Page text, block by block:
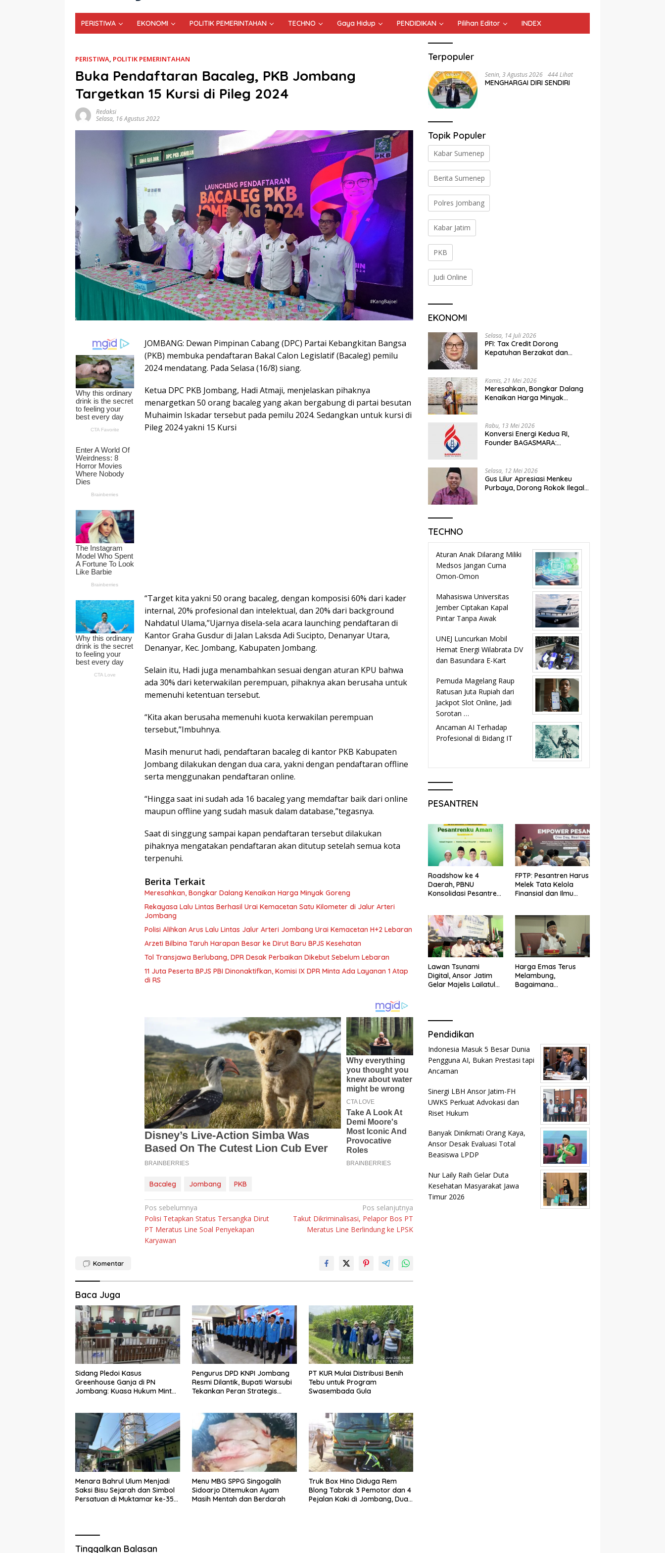
PERISTIWA EKONOMI POLITIK PEMERINTAHAN TECHNO Gaya Hidup PENDIDIKAN Pilihan Editor INDEX
PERISTIWA, POLITIK PEMERINTAHAN
Buka Pendaftaran Bacaleg, PKB Jombang
Targetkan 15 Kursi di Pileg 2024
Redaksi
Selasa, 16 Agustus 2022
JOMBANG: Dewan Pimpinan Cabang (DPC) Partai Kebangkitan Bangsa
(PKB) membuka pendaftaran Bakal Calon Legislatif (Bacaleg) pemilu
2024 mendatang. Pada Selasa (16/8) siang.
Ketua DPC PKB Jombang, Hadi Atmaji, menjelaskan pihaknya
menargetkan 50 orang bacaleg yang akan bergabung di partai besutan
Muhaimin Iskadar tersebut pada pemilu 2024. Sedangkan untuk kursi di
Pileg 2024 yakni 15 Kursi
“Target kita yakni 50 orang bacaleg, dengan komposisi 60% dari kader
internal, 20% profesional dan intelektual, dan 20% dari background
Nahdatul Ulama,”Ujarnya disela-sela acara launching pendaftaran di
Kantor Graha Gusdur di Jalan Laksda Adi Sucipto, Denanyar Utara,
Denanyar, Kec. Jombang, Kabupaten Jombang.
Selain itu, Hadi juga menambahkan sesuai dengan aturan KPU bahwa
ada 30% dari keterwakilan perempuan, pihaknya akan berusaha untuk
memenuhi ketentuan tersebut.
“Kita akan berusaha memenuhi kuota kerwakilan perempuan
tersebut,”Imbuhnya.
Masih menurut hadi, pendaftaran bacaleg di kantor PKB Kabupaten
Jombang dilakukan dengan dua cara, yakni dengan pendaftaran offline
serta menggunakan pendaftaran online.
“Hingga saat ini sudah ada 16 bacaleg yang memdaftar baik dari online
maupun offline yang sudah masuk dalam database,”tegasnya.
Saat di singgung sampai kapan pendaftaran tersebut dilakukan
pihaknya mengatakan pendaftaran akan ditutup setelah semua kota
terpenuhi.
Berita Terkait
Meresahkan, Bongkar Dalang Kenaikan Harga Minyak Goreng
Rekayasa Lalu Lintas Berhasil Urai Kemacetan Satu Kilometer di Jalur Arteri
Jombang
Polisi Alihkan Arus Lalu Lintas Jalur Arteri Jombang Urai Kemacetan H+2 Lebaran
Arzeti Bilbina Taruh Harapan Besar ke Dirut Baru BPJS Kesehatan
Tol Transjawa Berlubang, DPR Desak Perbaikan Dikebut Sebelum Lebaran
11 Juta Peserta BPJS PBI Dinonaktifkan, Komisi IX DPR Minta Ada Layanan 1 Atap
di RS
Bacaleg Jombang PKB
Navigasi
pos
Pos sebelumnya
Polisi Tetapkan Status Tersangka Dirut
PT Meratus Line Soal Penyekapan
Karyawan
Pos selanjutnya
Takut Dikriminalisasi, Pelapor Bos PT
Meratus Line Berlindung ke LPSK
Komentar
Baca Juga
Sidang Pledoi Kasus
Greenhouse Ganja di PN
Jombang: Kuasa Hukum Minta
Pengurus DPD KNPI Jombang
Resmi Dilantik, Bupati Warsubi
Tekankan Peran Strategis
PT KUR Mulai Distribusi Benih
Tebu untuk Program
Swasembada Gula
Menara Bahrul Ulum Menjadi
Saksi Bisu Sejarah dan Simbol
Persatuan di Muktamar ke-35
Menu MBG SPPG Singogalih
Sidoarjo Ditemukan Ayam
Masih Mentah dan Berdarah
Truk Box Hino Diduga Rem
Blong Tabrak 3 Pemotor dan 4
Pejalan Kaki di Jombang, Dua
Tinggalkan Balasan
Terpopuler
Senin, 3 Agustus 2026 444 Lihat
MENGHARGAI DIRI SENDIRI
Topik Populer
Kabar Sumenep
Berita Sumenep
Polres Jombang
Kabar Jatim
PKB
Judi Online
EKONOMI
Selasa, 14 Juli 2026
PFI: Tax Credit Dorong
Kepatuhan Berzakat dan
Kamis, 21 Mei 2026
Meresahkan, Bongkar Dalang
Kenaikan Harga Minyak
Rabu, 13 Mei 2026
Konversi Energi Kedua RI,
Founder BAGASMARA:
Selasa, 12 Mei 2026
Gus Lilur Apresiasi Menkeu
Purbaya, Dorong Rokok Ilegal
TECHNO
Aturan Anak Dilarang Miliki
Medsos Jangan Cuma
Omon-Omon
Mahasiswa Universitas
Jember Ciptakan Kapal
Pintar Tanpa Awak
UNEJ Luncurkan Mobil
Hemat Energi Wilabrata DV
dan Basundara E-Kart
Pemuda Magelang Raup
Ratusan Juta Rupiah dari
Jackpot Slot Online, Jadi
Sorotan …
Ancaman AI Terhadap
Profesional di Bidang IT
PESANTREN
Roadshow ke 4
Daerah, PBNU
Konsolidasi Pesantren
FPTP: Pesantren Harus
Melek Tata Kelola
Finansial dan Ilmu
Lawan Tsunami
Digital, Ansor Jatim
Gelar Majelis Lailatul
Harga Emas Terus
Melambung,
Bagaimana
Pendidikan
Indonesia Masuk 5 Besar Dunia
Pengguna AI, Bukan Prestasi tapi
Ancaman
Sinergi LBH Ansor Jatim-FH
UWKS Perkuat Advokasi dan
Riset Hukum
Banyak Dinikmati Orang Kaya,
Ansor Desak Evaluasi Total
Beasiswa LPDP
Nur Laily Raih Gelar Duta
Kesehatan Masyarakat Jawa
Timur 2026